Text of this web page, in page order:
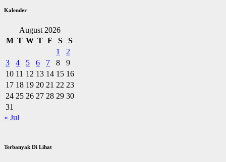
Kalender
August 2026
M T W T F S
S
1
2
3
4 5 6 7 8
9
10 11 12 13 14 15 16
17 18 19 20 21 22 23
24 25 26 27 28 29 30
31
« Jul
Terbanyak Di Lihat